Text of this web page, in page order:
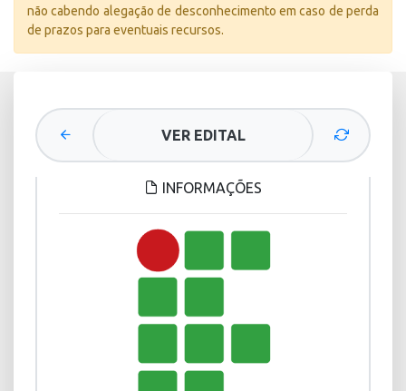
não cabendo alegação de desconhecimento em caso de perda
de prazos para eventuais recursos.
VER EDITAL
INFORMAÇÕES